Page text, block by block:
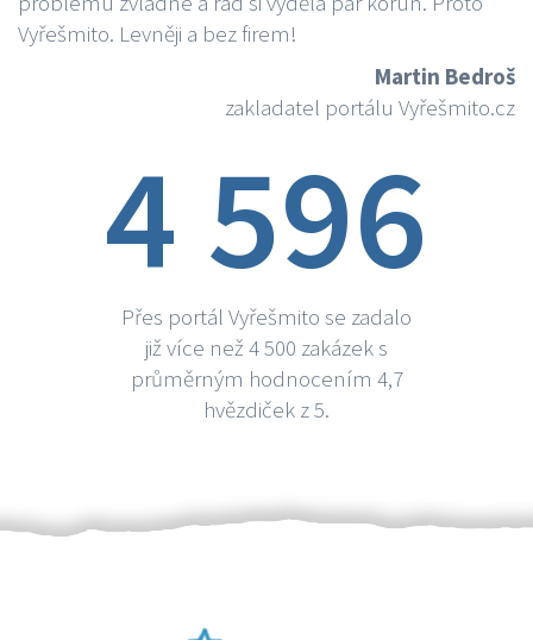
Vyřešmito. Levněji a bez firem!
Martin Bedroš
zakladatel portálu Vyřešmito.cz
4 596
Přes portál Vyřešmito se zadalo
již více než 4 500 zakázek s
průměrným hodnocením 4,7
hvězdiček z 5.